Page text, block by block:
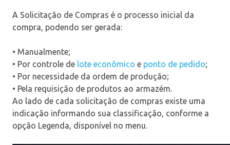
A Solicitação de Compras é o processo inicial da
compra, podendo ser gerada:
• Manualmente;
• Por controle de lote econômico e ponto de pedido;
• Por necessidade da ordem de produção;
• Pela requisição de produtos ao armazém.
Ao lado de cada solicitação de compras existe uma
indicação informando sua classificação, conforme a
opção Legenda, disponível no menu.